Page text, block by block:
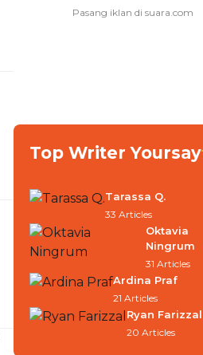
Top Writer Yoursay
Tarassa Q.
33 Articles
Oktavia
Ningrum
31 Articles
Ardina Praf
21 Articles
Ryan Farizzal
20 Articles